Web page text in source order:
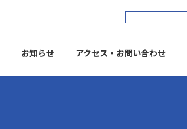
お知らせ アクセス・お問い合わせ